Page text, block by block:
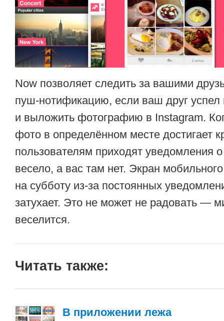
Now позволяет следить за вашими
пуш-нотификацию, если ваш друг успел
и выложить фотографию в Instagram.
фото в определённом месте достигает
пользователям приходят уведомления о
весело, а вас там нет. Экран
на субботу из-за постоянных
затухает. Это не может не радовать —
веселится.
Читать также:
В приложении лежа